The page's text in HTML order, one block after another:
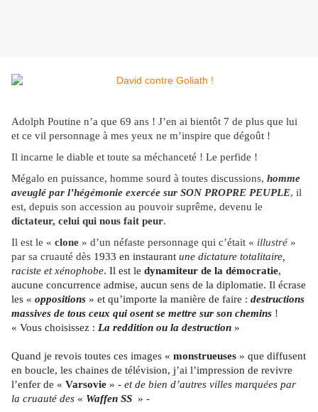
Adolph Poutine n’a que 69 ans ! J’en ai bientôt 7 de plus que lui
et ce vil personnage à mes yeux ne m’inspire que dégoût !
Il incarne le diable et toute sa méchanceté ! Le perfide !
Mégalo en puissance, homme sourd à toutes discussions, homme
aveuglé par l’hégémonie exercée sur SON PROPRE PEUPLE, il
est, depuis son accession au pouvoir suprême, devenu le
dictateur, celui qui nous fait peur.
Il est le « clone » d’un néfaste personnage qui c’était « illustré »
par sa cruauté dès 1933 en instaurant une dictature totalitaire,
raciste et xénophobe. Il est le dynamiteur de la démocratie,
aucune concurrence admise, aucun sens de la diplomatie. Il écrase
les « oppositions » et qu’importe la manière de faire : destructions
massives de tous ceux qui osent se mettre sur son chemins !
« Vous choisissez : La reddition ou la destruction »
Quand je revois toutes ces images « monstrueuses » que diffusent
en boucle, les chaines de télévision, j’ai l’impression de revivre
l’enfer de « Varsovie » - et de bien d’autres villes marquées par
la cruauté des « Waffen SS » -